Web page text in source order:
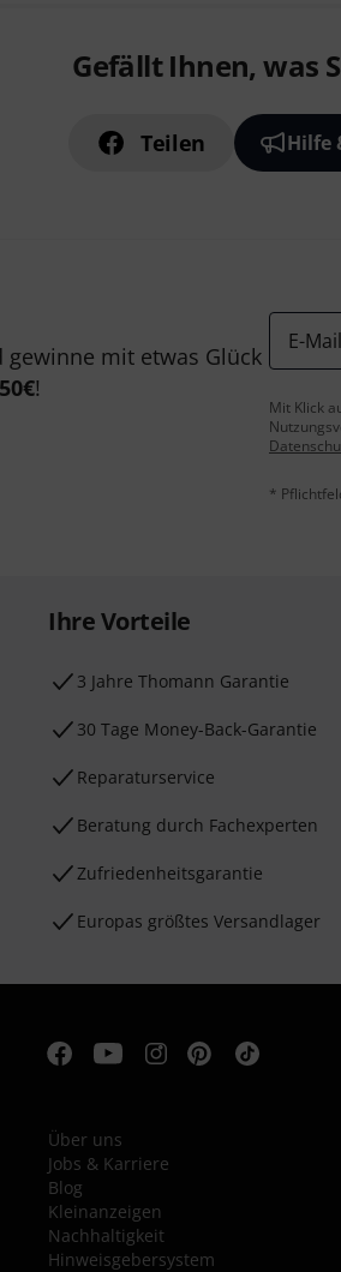
Gefällt Ihnen, was
Teilen Hilfe
mit etwas Glück
50€!
E-
Mit Klick
*
Ihre Vorteile
3 Jahre Thomann Garantie
30 Tage Money-Back-Garantie
Reparaturservice
Beratung durch Fachexperten
Zufriedenheitsgarantie
Europas größtes Versandlager
Über uns
Jobs & Karriere
Blog
Kleinanzeigen
Nachhaltigkeit
Hinweisgebersystem